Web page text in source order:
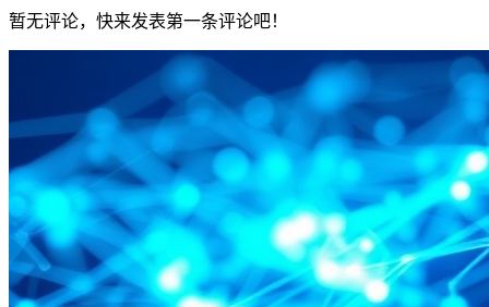
暂无评论，快来发表第一条评论吧！